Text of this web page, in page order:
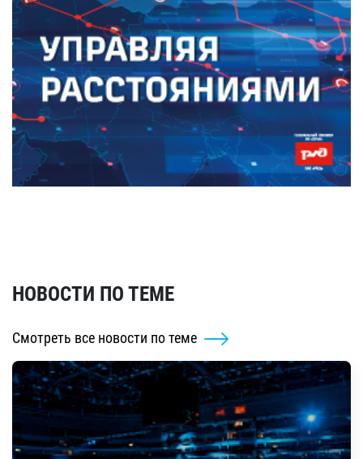
НОВОСТИ ПО ТЕМЕ
Смотреть все новости по теме